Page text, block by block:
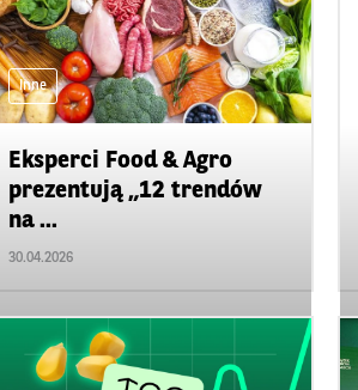
Inne
Eksperci Food & Agro
prezentują „12 trendów
na ...
30.04.2026